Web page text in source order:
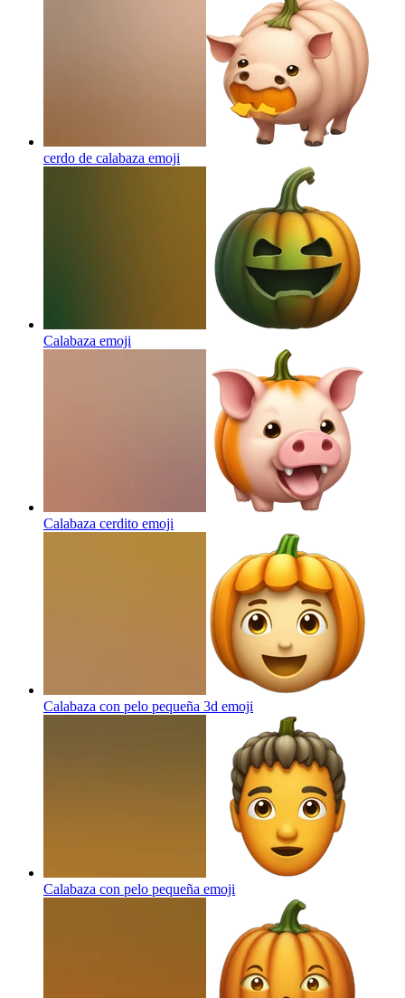
cerdo de calabaza emoji
Calabaza emoji
Calabaza cerdito emoji
Calabaza con pelo pequeña 3d emoji
Calabaza con pelo pequeña emoji